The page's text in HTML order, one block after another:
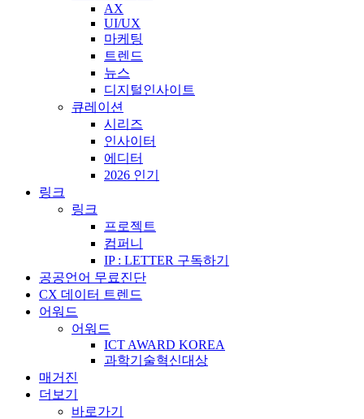
AX
UI/UX
마케팅
트렌드
뉴스
디지털인사이트
큐레이션
시리즈
인사이터
에디터
2026 인기
링크
링크
프로젝트
컴퍼니
IP : LETTER 구독하기
공공언어 무료진단
CX 데이터 트렌드
어워드
어워드
ICT AWARD KOREA
과학기술혁신대상
매거진
더보기
바로가기